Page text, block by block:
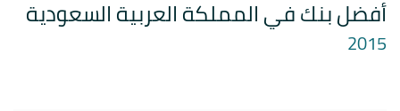
أفضل بنك في المملكة العربية السعودية
2015